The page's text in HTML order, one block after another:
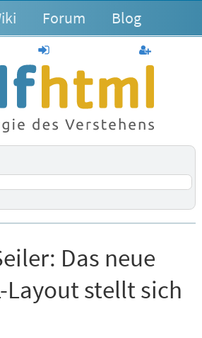
Forum Blog
anmelden
Das neue
Layout stellt sich